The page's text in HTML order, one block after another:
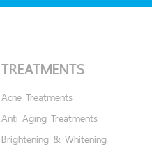
TREATMENTS
Acne Treatments
Anti Aging Treatments
Brightening & Whitening